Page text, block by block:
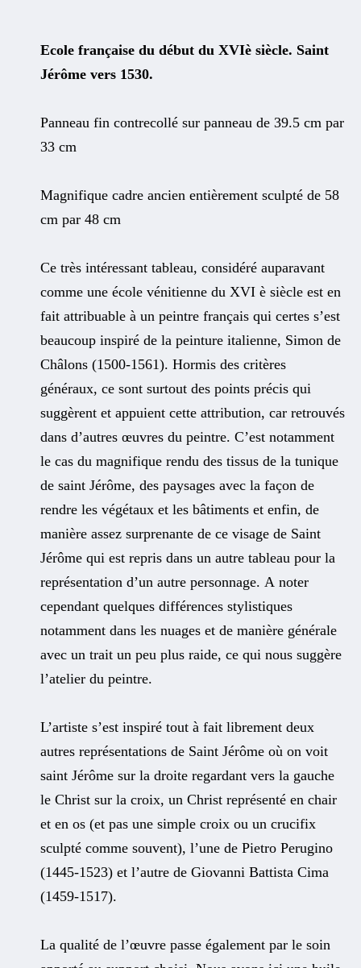
Ecole française du début du XVIè siècle. Saint
Jérôme vers 1530.
Panneau fin contrecollé sur panneau de 39.5 cm par
33 cm
Magnifique cadre ancien entièrement sculpté de 58
cm par 48 cm
Ce très intéressant tableau, considéré auparavant
comme une école vénitienne du XVI è siècle est en
fait attribuable à un peintre français qui certes s’est
beaucoup inspiré de la peinture italienne, Simon de
Châlons (1500-1561). Hormis des critères
généraux, ce sont surtout des points précis qui
suggèrent et appuient cette attribution, car retrouvés
dans d’autres œuvres du peintre. C’est notamment
le cas du magnifique rendu des tissus de la tunique
de saint Jérôme, des paysages avec la façon de
rendre les végétaux et les bâtiments et enfin, de
manière assez surprenante de ce visage de Saint
Jérôme qui est repris dans un autre tableau pour la
représentation d’un autre personnage. A noter
cependant quelques différences stylistiques
notamment dans les nuages et de manière générale
avec un trait un peu plus raide, ce qui nous suggère
l’atelier du peintre.
L’artiste s’est inspiré tout à fait librement deux
autres représentations de Saint Jérôme où on voit
saint Jérôme sur la droite regardant vers la gauche
le Christ sur la croix, un Christ représenté en chair
et en os (et pas une simple croix ou un crucifix
sculpté comme souvent), l’une de Pietro Perugino
(1445-1523) et l’autre de Giovanni Battista Cima
(1459-1517).
La qualité de l’œuvre passe également par le soin